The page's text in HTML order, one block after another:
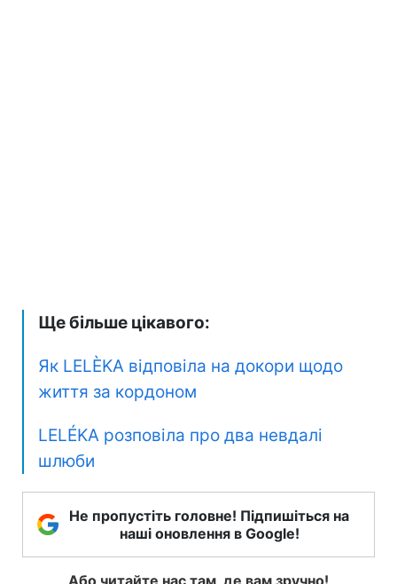
Ще більше цікавого:
Як LELÈKA відповіла на докори щодо
життя за кордоном
LELÉKA розповіла про два невдалі
шлюби
Не пропустіть головне! Підпишіться на
наші оновлення в Google!